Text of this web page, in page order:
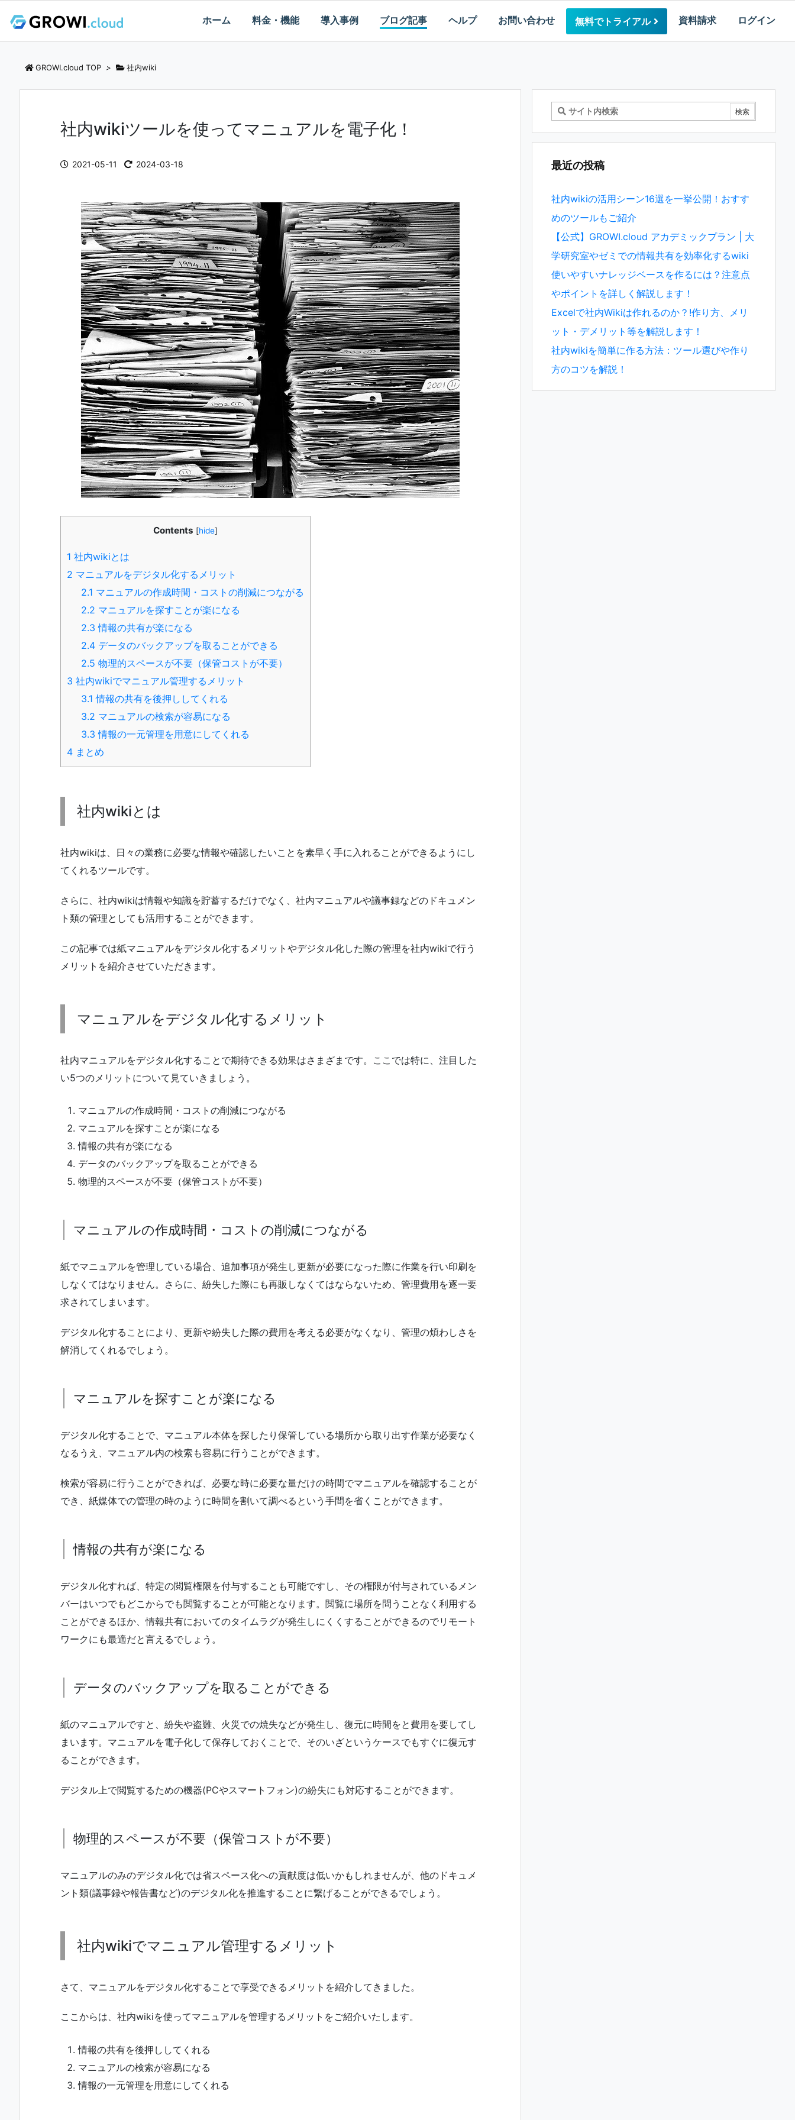
ホーム 料金・機能 導入事例 ブログ記事 ヘルプ お問い合わせ 無料でトライアル 資料請求 ログイン
GROWI.cloud TOP > 社内wiki
社内wikiツールを使ってマニュアルを電子化！
2021-05-11 2024-03-18
Contents [hide]
1 社内wikiとは
2 マニュアルをデジタル化するメリット
2.1 マニュアルの作成時間・コストの削減につながる
2.2 マニュアルを探すことが楽になる
2.3 情報の共有が楽になる
2.4 データのバックアップを取ることができる
2.5 物理的スペースが不要（保管コストが不要）
3 社内wikiでマニュアル管理するメリット
3.1 情報の共有を後押ししてくれる
3.2 マニュアルの検索が容易になる
3.3 情報の一元管理を用意にしてくれる
4 まとめ
社内wikiとは
社内wikiは、日々の業務に必要な情報や確認したいことを素早く手に入れることができるようにし
てくれるツールです。
さらに、社内wikiは情報や知識を貯蓄するだけでなく、社内マニュアルや議事録などのドキュメン
ト類の管理としても活用することができます。
この記事では紙マニュアルをデジタル化するメリットやデジタル化した際の管理を社内wikiで行う
メリットを紹介させていただきます。
マニュアルをデジタル化するメリット
社内マニュアルをデジタル化することで期待できる効果はさまざまです。ここでは特に、注目した
い5つのメリットについて見ていきましょう。
マニュアルの作成時間・コストの削減につながる
マニュアルを探すことが楽になる
情報の共有が楽になる
データのバックアップを取ることができる
物理的スペースが不要（保管コストが不要）
マニュアルの作成時間・コストの削減につながる
紙でマニュアルを管理している場合、追加事項が発生し更新が必要になった際に作業を行い印刷を
しなくてはなりません。さらに、紛失した際にも再販しなくてはならないため、管理費用を逐一要
求されてしまいます。
デジタル化することにより、更新や紛失した際の費用を考える必要がなくなり、管理の煩わしさを
解消してくれるでしょう。
マニュアルを探すことが楽になる
デジタル化することで、マニュアル本体を探したり保管している場所から取り出す作業が必要なく
なるうえ、マニュアル内の検索も容易に行うことができます。
検索が容易に行うことができれば、必要な時に必要な量だけの時間でマニュアルを確認することが
でき、紙媒体での管理の時のように時間を割いて調べるという手間を省くことができます。
情報の共有が楽になる
デジタル化すれば、特定の閲覧権限を付与することも可能ですし、その権限が付与されているメン
バーはいつでもどこからでも閲覧することが可能となります。閲覧に場所を問うことなく利用する
ことができるほか、情報共有においてのタイムラグが発生しにくくすることができるのでリモート
ワークにも最適だと言えるでしょう。
データのバックアップを取ることができる
紙のマニュアルですと、紛失や盗難、火災での焼失などが発生し、復元に時間をと費用を要してし
まいます。マニュアルを電子化して保存しておくことで、そのいざというケースでもすぐに復元す
ることができます。
デジタル上で閲覧するための機器(PCやスマートフォン)の紛失にも対応することができます。
物理的スペースが不要（保管コストが不要）
マニュアルのみのデジタル化では省スペース化への貢献度は低いかもしれませんが、他のドキュメ
ント類(議事録や報告書など)のデジタル化を推進することに繋げることができるでしょう。
社内wikiでマニュアル管理するメリット
さて、マニュアルをデジタル化することで享受できるメリットを紹介してきました。
ここからは、社内wikiを使ってマニュアルを管理するメリットをご紹介いたします。
情報の共有を後押ししてくれる
マニュアルの検索が容易になる
情報の一元管理を用意にしてくれる
最近の投稿
社内wikiの活用シーン16選を一挙公開！おすす
めのツールもご紹介
【公式】GROWI.cloud アカデミックプラン | 大
学研究室やゼミでの情報共有を効率化するwiki
使いやすいナレッジベースを作るには？注意点
やポイントを詳しく解説します！
Excelで社内Wikiは作れるのか？!作り方、メリ
ット・デメリット等を解説します！
社内wikiを簡単に作る方法：ツール選びや作り
方のコツを解説！